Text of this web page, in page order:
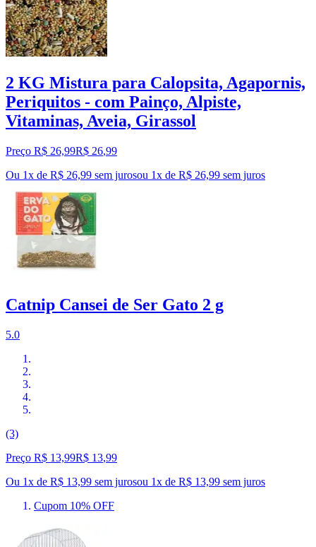
2 KG Mistura para Calopsita, Agapornis,
Periquitos - com Painço, Alpiste,
Vitaminas, Aveia, Girassol
Preço R$ 26,99R$ 26,99
Ou 1x de R$ 26,99 sem jurosou 1x de R$ 26,99 sem juros
Catnip Cansei de Ser Gato 2 g
5.0
(3)
Preço R$ 13,99R$ 13,99
Ou 1x de R$ 13,99 sem jurosou 1x de R$ 13,99 sem juros
Cupom 10% OFF